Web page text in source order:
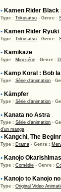
• Kamen Rider Black
Type : Tokusatsu - Genre :
• Kamen Rider Ryuki
Type : Tokusatsu - Genre :
• Kamikaze
Type : Mini-série - Genre :
• Kamp Koral : Bob
Type : Série d'animation -
• Kämpfer
Type : Série d'animation -
• Kanata no Astra
Type : Série d'animation -
d'un manga
• Kangchi, The
Type : Drama - Genre :
• Kanojo
Type : Comédie - Genre :
• Kanojo to Kanojo
Type : Original Video